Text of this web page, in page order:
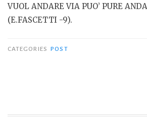
VUOL ANDARE VIA PUO’ PURE
(E.FASCETTI -9).
CATEGORIES POST